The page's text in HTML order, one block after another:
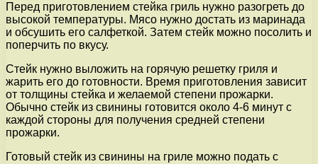
Перед приготовлением стейка гриль нужно разогреть до
высокой температуры. Мясо нужно достать из маринада
и обсушить его салфеткой. Затем стейк можно посолить и
поперчить по вкусу.
Стейк нужно выложить на горячую решетку гриля и
жарить его до готовности. Время приготовления зависит
от толщины стейка и желаемой степени прожарки.
Обычно стейк из свинины готовится около 4-6 минут с
каждой стороны для получения средней степени
прожарки.
Готовый стейк из свинины на гриле можно подать с